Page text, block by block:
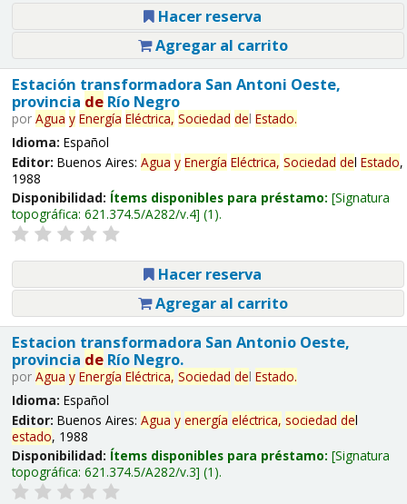
Hacer reserva
Agregar al carrito
Estación transformadora San Antoni Oeste,
provincia deRío Negro
por Agua y Energía Eléctrica, Sociedad del Estado.
Idioma: Español
Editor: Buenos Aires: Agua y Energía Eléctrica, Sociedad del Estado,
1988
Disponibilidad: Ítems disponibles para préstamo: Signatura
topográfica: 621.374.5/A282/v.4 (1).
Hacer reserva
Agregar al carrito
Estacion transformadora San Antonio Oeste,
provincia deRío Negro.
por Agua y Energía Eléctrica, Sociedad del Estado.
Idioma: Español
Editor: Buenos Aires: Agua y energía eléctrica, sociedad del
estado, 1988
Disponibilidad: Ítems disponibles para préstamo: Signatura
topográfica: 621.374.5/A282/v.3 (1).